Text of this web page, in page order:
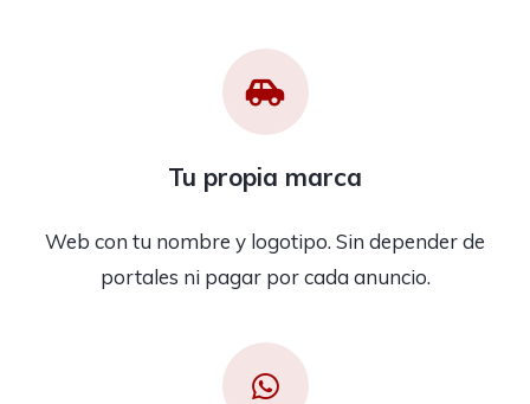
Tu propia marca
Web con tu nombre y logotipo. Sin depender de
portales ni pagar por cada anuncio.